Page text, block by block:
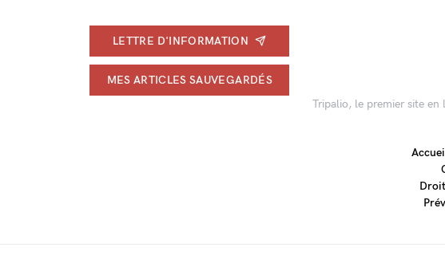
LETTRE D'INFORMATION
MES ARTICLES SAUVEGARDÉS
Tripalio, le premier site